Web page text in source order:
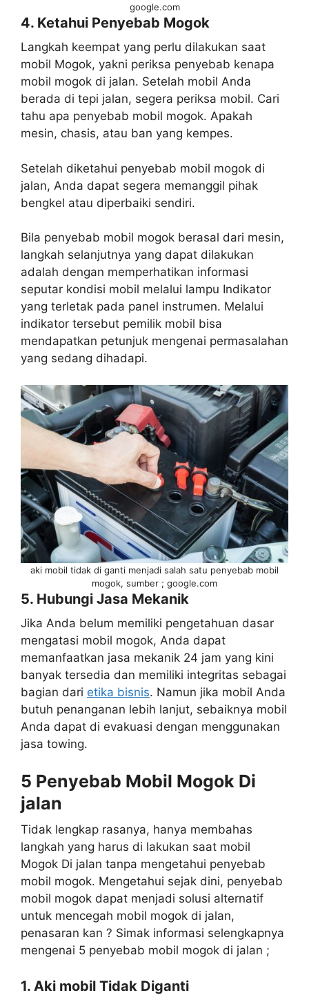
google.com
4. Ketahui Penyebab Mogok
Langkah keempat yang perlu dilakukan saat
mobil Mogok, yakni periksa penyebab kenapa
mobil mogok di jalan. Setelah mobil Anda
berada di tepi jalan, segera periksa mobil. Cari
tahu apa penyebab mobil mogok. Apakah
mesin, chasis, atau ban yang kempes.
Setelah diketahui penyebab mobil mogok di
jalan, Anda dapat segera memanggil pihak
bengkel atau diperbaiki sendiri.
Bila penyebab mobil mogok berasal dari mesin,
langkah selanjutnya yang dapat dilakukan
adalah dengan memperhatikan informasi
seputar kondisi mobil melalui lampu Indikator
yang terletak pada panel instrumen. Melalui
indikator tersebut pemilik mobil bisa
mendapatkan petunjuk mengenai permasalahan
yang sedang dihadapi.
aki mobil tidak di ganti menjadi salah satu penyebab mobil
mogok, sumber ; google.com
5. Hubungi Jasa Mekanik
Jika Anda belum memiliki pengetahuan dasar
mengatasi mobil mogok, Anda dapat
memanfaatkan jasa mekanik 24 jam yang kini
banyak tersedia dan memiliki integritas sebagai
bagian dari etika bisnis. Namun jika mobil Anda
butuh penanganan lebih lanjut, sebaiknya mobil
Anda dapat di evakuasi dengan menggunakan
jasa towing.
5 Penyebab Mobil Mogok Di
jalan
Tidak lengkap rasanya, hanya membahas
langkah yang harus di lakukan saat mobil
Mogok Di jalan tanpa mengetahui penyebab
mobil mogok. Mengetahui sejak dini, penyebab
mobil mogok dapat menjadi solusi alternatif
untuk mencegah mobil mogok di jalan,
penasaran kan ? Simak informasi selengkapnya
mengenai 5 penyebab mobil mogok di jalan ;
1. Aki mobil Tidak Diganti